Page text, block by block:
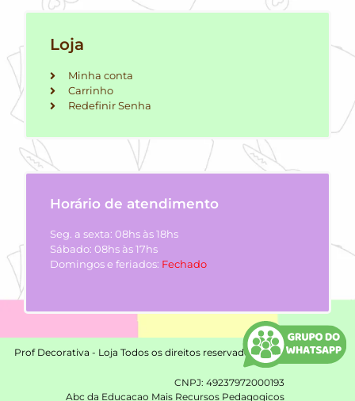
Loja
Minha conta
Carrinho
Redefinir Senha
Horário de atendimento
Seg. a sexta: 08hs às 18hs
Sábado: 08hs às 17hs
Domingos e feriados: Fechado
Prof Decorativa - Loja Todos os direitos reservados.Copyright ©2026.
CNPJ: 49237972000193
Abc da Educacao Mais Recursos Pedagogicos